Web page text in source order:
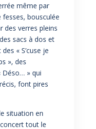
même par
bousculée
des verres pleins
sacs à dos et
« S’cuse je
», des
Déso… » qui
font pires
situation en
tout le